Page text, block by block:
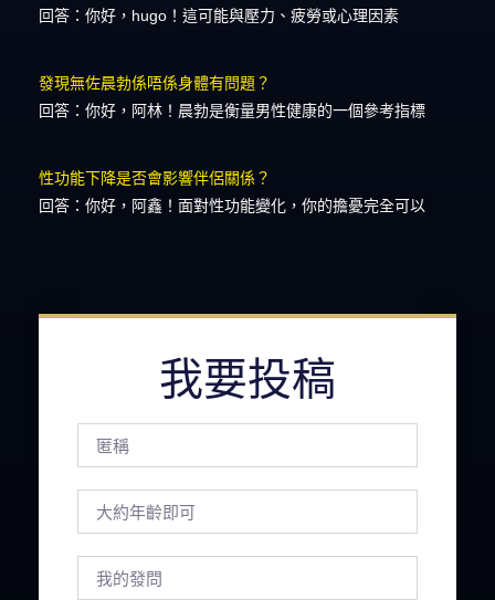
回答：你好，hugo！這可能與壓力、疲勞或心理因素
發現無佐晨勃係唔係身體有問題？
回答：你好，阿林！晨勃是衡量男性健康的一個參考指標
性功能下降是否會影響伴侶關係？
回答：你好，阿鑫！面對性功能變化，你的擔憂完全可以
我要投稿